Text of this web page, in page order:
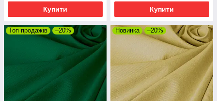
Купити Купити
Топ продажів –20% Новинка –20%